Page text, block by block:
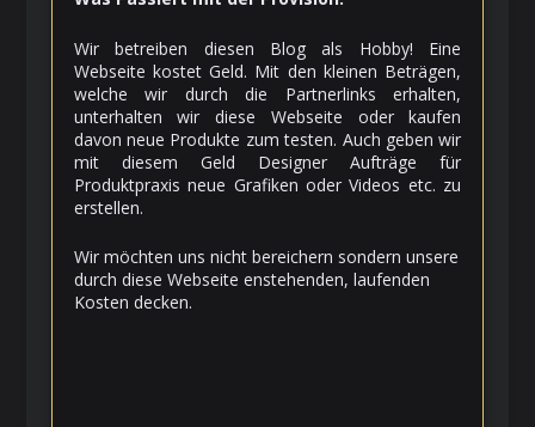
Wir betreiben diesen Blog als Hobby! Eine
Webseite kostet Geld. Mit den kleinen Beträgen,
welche wir durch die Partnerlinks erhalten,
unterhalten wir diese Webseite oder kaufen
davon neue Produkte zum testen. Auch geben wir
mit diesem Geld Designer Aufträge für
Produktpraxis neue Grafiken oder Videos etc. zu
erstellen.
Wir möchten uns nicht bereichern sondern unsere
durch diese Webseite enstehenden, laufenden
Kosten decken.